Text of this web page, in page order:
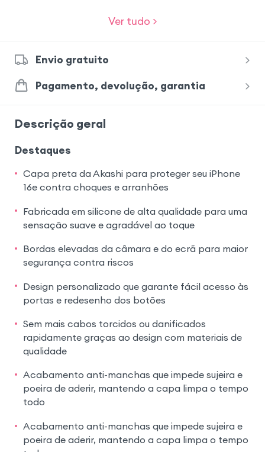
Ver tudo >
Envio gratuito
Pagamento, devolução, garantia
Descrição geral
Destaques
Capa preta da Akashi para proteger seu iPhone
16e contra choques e arranhões
Fabricada em silicone de alta qualidade para uma
sensação suave e agradável ao toque
Bordas elevadas da câmara e do ecrã para maior
segurança contra riscos
Design personalizado que garante fácil acesso às
portas e redesenho dos botões
Sem mais cabos torcidos ou danificados
rapidamente graças ao design com materiais de
qualidade
Acabamento anti-manchas que impede sujeira e
poeira de aderir, mantendo a capa limpa o tempo
todo
Acabamento anti-manchas que impede sujeira e
poeira de aderir, mantendo a capa limpa o tempo